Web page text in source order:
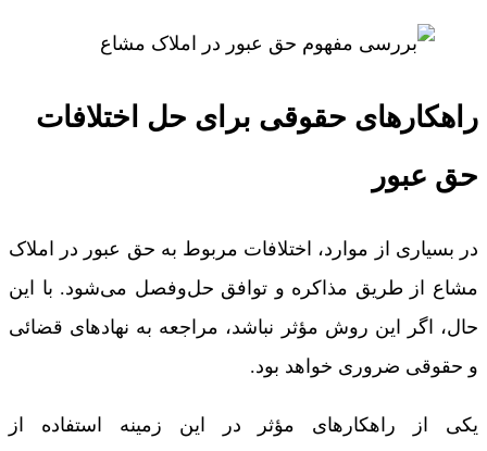
راهکارهای حقوقی برای حل اختلافات
حق عبور
در بسیاری از موارد، اختلافات مربوط به حق عبور در املاک
مشاع از طریق مذاکره و توافق حل‌وفصل می‌شود. با این
حال، اگر این روش مؤثر نباشد، مراجعه به نهادهای قضائی
و حقوقی ضروری خواهد بود.
یکی از راهکارهای مؤثر در این زمینه استفاده از